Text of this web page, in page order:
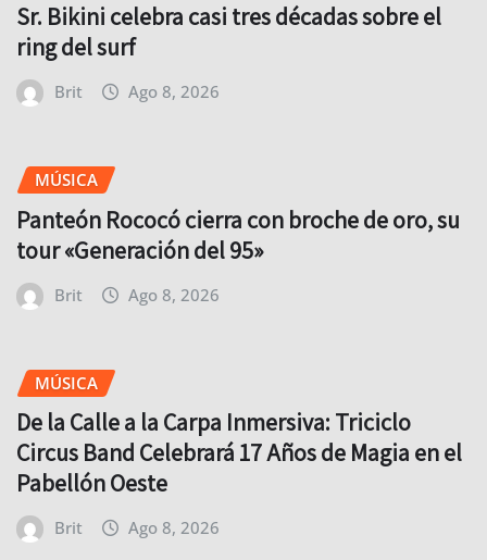
Sr. Bikini celebra casi tres décadas sobre el
ring del surf
Brit Ago 8, 2026
MÚSICA
Panteón Rococó cierra con broche de oro, su
tour «Generación del 95»
Brit Ago 8, 2026
MÚSICA
De la Calle a la Carpa Inmersiva: Triciclo
Circus Band Celebrará 17 Años de Magia en el
Pabellón Oeste
Brit Ago 8, 2026